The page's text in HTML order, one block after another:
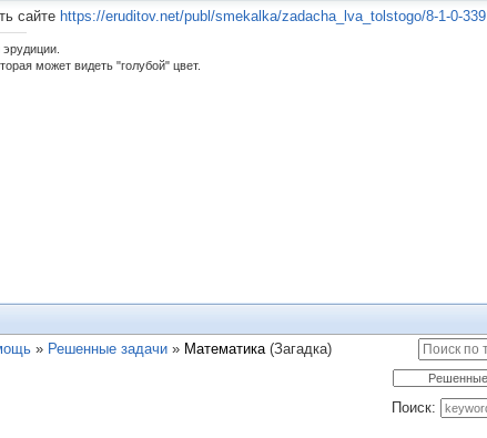
сайте https://eruditov.net/publ/smekalka/zadacha_lva_tolstogo/8-1-0-339
может видеть "голубой" цвет.
» Решенные задачи » Математика (Загадка)
Поиск: